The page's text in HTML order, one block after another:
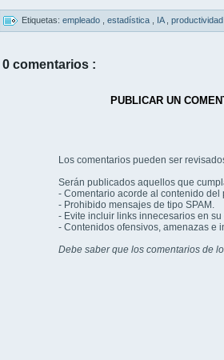
Etiquetas: empleado estadística IA productividad
0 comentarios :
PUBLICAR UN
Los comentarios pueden ser
Serán publicados aquellos que
- Comentario acorde al contenido del
- Prohibido mensajes de tipo SPAM.
- Evite incluir links innecesarios en
- Contenidos ofensivos, amenazas e
Debe saber que los comentarios de